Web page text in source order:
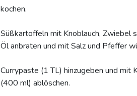
kochen.
Süßkartoffeln mit Knoblauch, Zwiebel
Öl anbraten und mit Salz und Pfeffer
Currypaste (1 TL) hinzugeben und
(400 ml) ablöschen.